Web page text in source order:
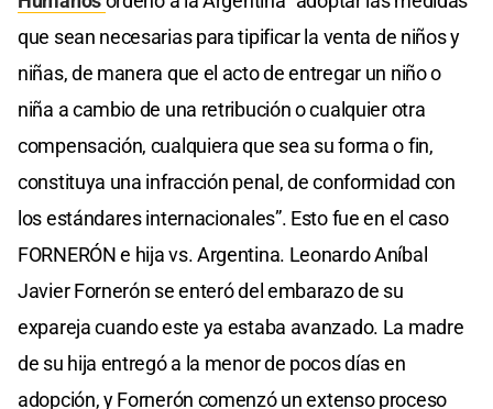
que sean necesarias para tipificar la venta de niños y
niñas, de manera que el acto de entregar un niño o
niña a cambio de una retribución o cualquier otra
compensación, cualquiera que sea su forma o fin,
constituya una infracción penal, de conformidad con
los estándares internacionales”. Esto fue en el caso
FORNERÓN e hija vs. Argentina. Leonardo Aníbal
Javier Fornerón se enteró del embarazo de su
expareja cuando este ya estaba avanzado. La madre
de su hija entregó a la menor de pocos días en
adopción, y Fornerón comenzó un extenso proceso